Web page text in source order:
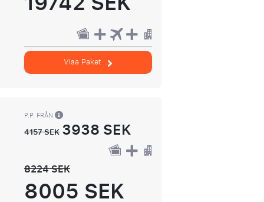
Visa Paket
P.P. FRÅN
4157 SEK 3938 SEK
8224 SEK
8005 SEK